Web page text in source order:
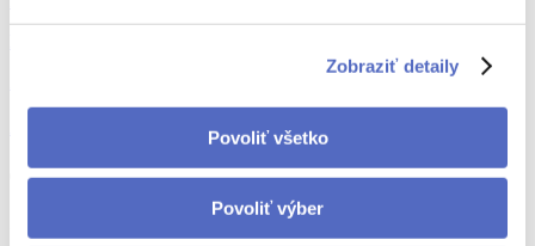
Zobraziť detaily
Povoliť všetko
Povoliť výber
Zázračný prípravok, čo vracia sluch? Lekárka vyvracia klamstvá
09.10.2018
Zaujali vás tieto články?